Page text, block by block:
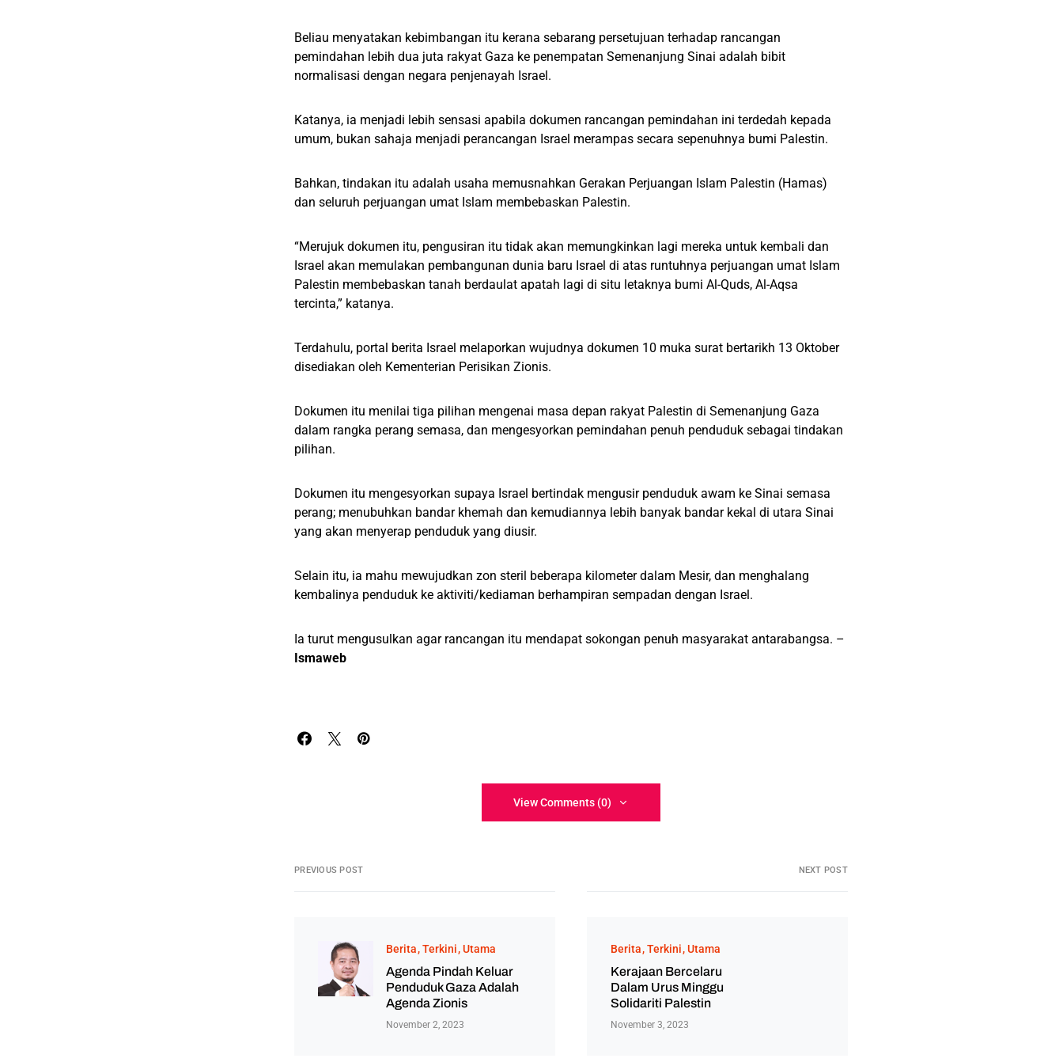
Beliau menyatakan kebimbangan itu kerana sebarang persetujuan terhadap rancangan
pemindahan lebih dua juta rakyat Gaza ke penempatan Semenanjung Sinai adalah bibit
normalisasi dengan negara penjenayah Israel.
Katanya, ia menjadi lebih sensasi apabila dokumen rancangan pemindahan ini terdedah kepada
umum, bukan sahaja menjadi perancangan Israel merampas secara sepenuhnya bumi Palestin.
Bahkan, tindakan itu adalah usaha memusnahkan Gerakan Perjuangan Islam Palestin (Hamas)
dan seluruh perjuangan umat Islam membebaskan Palestin.
“Merujuk dokumen itu, pengusiran itu tidak akan memungkinkan lagi mereka untuk kembali dan
Israel akan memulakan pembangunan dunia baru Israel di atas runtuhnya perjuangan umat Islam
Palestin membebaskan tanah berdaulat apatah lagi di situ letaknya bumi Al-Quds, Al-Aqsa
tercinta,” katanya.
Terdahulu, portal berita Israel melaporkan wujudnya dokumen 10 muka surat bertarikh 13 Oktober
disediakan oleh Kementerian Perisikan Zionis.
Dokumen itu menilai tiga pilihan mengenai masa depan rakyat Palestin di Semenanjung Gaza
dalam rangka perang semasa, dan mengesyorkan pemindahan penuh penduduk sebagai tindakan
pilihan.
Dokumen itu mengesyorkan supaya Israel bertindak mengusir penduduk awam ke Sinai semasa
perang; menubuhkan bandar khemah dan kemudiannya lebih banyak bandar kekal di utara Sinai
yang akan menyerap penduduk yang diusir.
Selain itu, ia mahu mewujudkan zon steril beberapa kilometer dalam Mesir, dan menghalang
kembalinya penduduk ke aktiviti/kediaman berhampiran sempadan dengan Israel.
Ia turut mengusulkan agar rancangan itu mendapat sokongan penuh masyarakat antarabangsa. –
Ismaweb
View Comments (0)
PREVIOUS POST
Berita Terkini Utama
Agenda Pindah Keluar
Penduduk Gaza Adalah
Agenda Zionis
November 2, 2023
NEXT POST
Berita Terkini Utama
Kerajaan Bercelaru
Dalam Urus Minggu
Solidariti Palestin
November 3, 2023